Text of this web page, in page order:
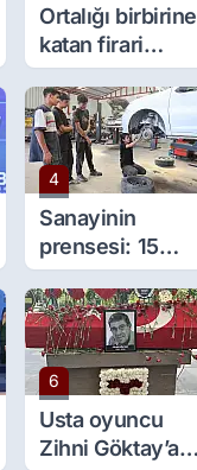
Ortalığı birbirine
katan firari
maymun, kadını
yaraladı
4
Sanayinin
prensesi: 15
yaşında 5 çırağı
var
6
Usta oyuncu
Zihni Göktay’a